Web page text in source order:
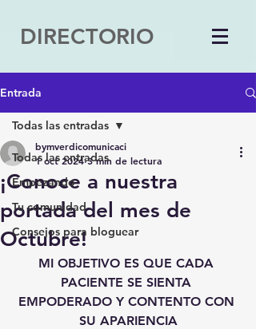
DIRECTORIO
Entrada
Todas las entradas
Empezando
Tu comunidad
Consejos para bloguear
Todas las entradas
¡Conoce a nuestra
portada del mes de
Octubre!
bymverdicomunicaci
1 oct 2024 3 min de lectura
MI OBJETIVO ES QUE CADA
PACIENTE SE SIENTA
EMPODERADO Y CONTENTO CON
SU APARIENCIA